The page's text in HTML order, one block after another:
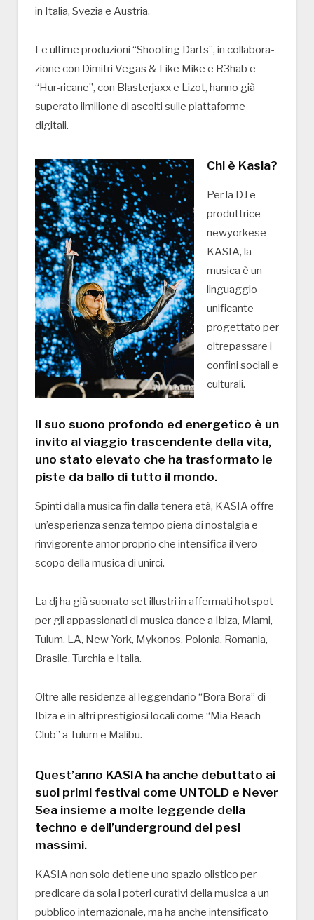
in Italia, Svezia e Austria.
Le ultime produzioni “Shooting Darts”, in collabora-
zione con Dimitri Vegas & Like Mike e R3hab e
“Hur-ricane”, con Blasterjaxx e Lizot, hanno già
superato ilmilione di ascolti sulle piattaforme
digitali.
Chi è Kasia?
Per la DJ e
produttrice
newyorkese
KASIA, la
musica è un
linguaggio
unificante
progettato per
oltrepassare i
confini sociali e
culturali.
Il suo suono profondo ed energetico è un
invito al viaggio trascendente della vita,
uno stato elevato che ha trasformato le
piste da ballo di tutto il mondo.
Spinti dalla musica fin dalla tenera età, KASIA offre
un’esperienza senza tempo piena di nostalgia e
rinvigorente amor proprio che intensifica il vero
scopo della musica di unirci.
La dj ha già suonato set illustri in affermati hotspot
per gli appassionati di musica dance a Ibiza, Miami,
Tulum, LA, New York, Mykonos, Polonia, Romania,
Brasile, Turchia e Italia.
Oltre alle residenze al leggendario “Bora Bora” di
Ibiza e in altri prestigiosi locali come “Mia Beach
Club” a Tulum e Malibu.
Quest’anno KASIA ha anche debuttato ai
suoi primi festival come UNTOLD e Never
Sea insieme a molte leggende della
techno e dell’underground dei pesi
massimi.
KASIA non solo detiene uno spazio olistico per
predicare da sola i poteri curativi della musica a un
pubblico internazionale, ma ha anche intensificato